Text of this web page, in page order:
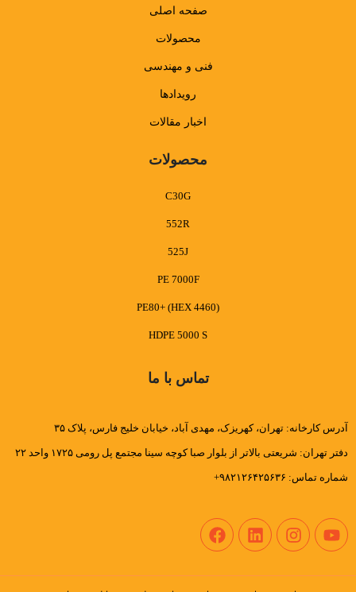
صفحه اصلی
محصولات
فنی و مهندسی
رویدادها
اخبار مقالات
محصولات
C30G
552R
525J
PE 7000F
PE80+ (HEX 4460)
HDPE 5000 S
تماس با ما
آدرس کارخانه: تهران، کهریزک، مهدی آباد، خیابان خلیج فارس، پلاک ۳۵
دفتر تهران: شریعتی بالاتر از بلوار صبا کوچه سینا مجتمع پل رومی ۱۷۲۵ واحد ۲۲
شماره تماس: ۹۸۲۱۲۶۴۲۵۶۳۶+